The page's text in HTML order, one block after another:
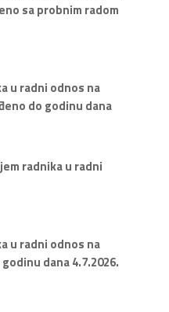
sa probnim radom
u radni odnos na
do godinu dana
radnika u radni
u radni odnos na
dana 4.7.2026.